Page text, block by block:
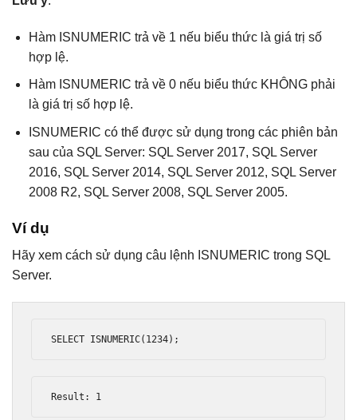
Hàm ISNUMERIC trả về 1 nếu biểu thức là giá trị số
hợp lệ.
Hàm ISNUMERIC trả về 0 nếu biểu thức KHÔNG phải
là giá trị số hợp lệ.
ISNUMERIC có thể được sử dụng trong các phiên bản
sau của SQL Server: SQL Server 2017, SQL Server
2016, SQL Server 2014, SQL Server 2012, SQL Server
2008 R2, SQL Server 2008, SQL Server 2005.
Ví dụ
Hãy xem cách sử dụng câu lệnh ISNUMERIC trong SQL
Server.
SELECT ISNUMERIC( 1234);
Result : 1